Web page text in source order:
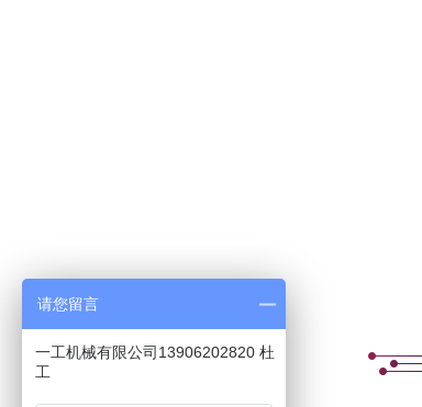
请您留言
一工机械有限公司13906202820 杜
工